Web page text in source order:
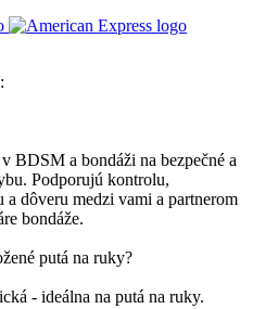
BDSM a bondáži na bezpečné a
Podporujú kontrolu,
dôveru medzi vami a partnerom
bondáže.
putá na ruky?
- ideálna na putá na ruky.